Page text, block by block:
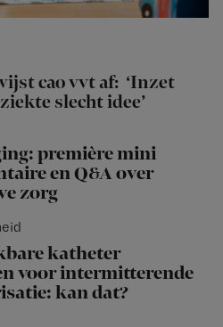
cao vvt af: ‘Inzet
slecht idee’
première mini
en Q&A over
zorg
katheter
voor intermitterende
kan dat?